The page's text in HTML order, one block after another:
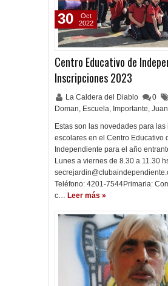
Centro Educativo de
Inscripciones 2023
La Caldera del Diablo 0
Doman, Escuela, Importante,
Estas son las novedades para
escolares en el Centro Educativo
Independiente para el año
Lunes a viernes de 8.30 a 11.30
Teléfono: 4201-7544Primaria:
c… Leer más »
30
Oct
2022